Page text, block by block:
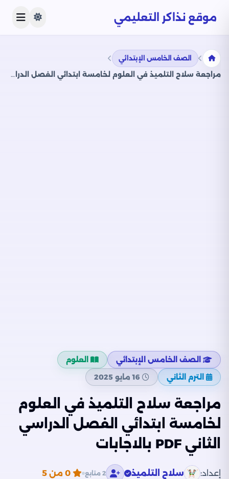
موقع نذاكر التعليمي
الصف الخامس الإبتدائي
مراجعة سلاح التلميذ في العلوم لخامسة ابتدائي الفصل الدراسي الثاني PDF بالاجابات
الصف الخامس الإبتدائي
العلوم
الترم الثاني
16 مايو 2025
مراجعة سلاح التلميذ في العلوم
لخامسة ابتدائي الفصل الدراسي
الثاني PDF بالاجابات
إعداد: سلاح التلميذ 2 متابع 0 من 5